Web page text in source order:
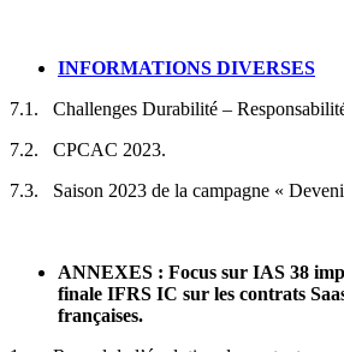
INFORMATIONS DIVERSES
7.1. Challenges Durabilité –
7.2. CPCAC 2023.
7.3. Saison 2023 de la campagne «
ANNEXES : Focus sur IAS 38
finale IFRS IC sur les contrats
françaises.